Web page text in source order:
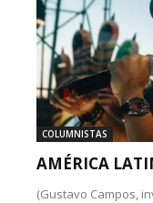
COLUMNISTAS
AMÉRICA
(Gustavo Campos,